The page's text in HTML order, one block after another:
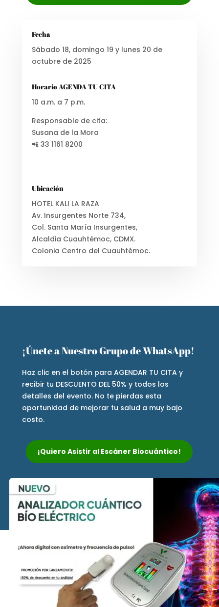
Fecha
Sábado 18, domingo 19 y lunes 20 de
octubre de 2025
Horario AGENDA TU CITA
10 a.m. a 7 p.m.
Responsable de cita:
Susana de la Mora
📲 33 1161 8200
Ubicación
HOTEL KALI LA RAZA
Av. Insurgentes Norte 734,
Col. Santa María Insurgentes,
Alcaldia Cuauhtémoc, CDMX.
Colonia Centro del Cuauhtémoc.
¡Únete a Nuestro Grupo de WhatsApp!
Haz clic en el botón para AGENDAR TU CITA y
recibir tu DESCUENTO DEL 50% y todos los
detalles del evento. No te pierdas esta
oportunidad de mejorar tu salud a muy bajo
costo.
¡Quiero Asistir al Escáner Biocuántico!